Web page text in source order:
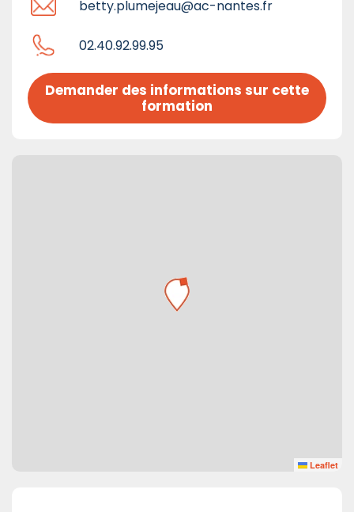
betty.plumejeau@ac-nantes.fr
02.40.92.99.95
Demander des informations sur cette
formation
Leaflet